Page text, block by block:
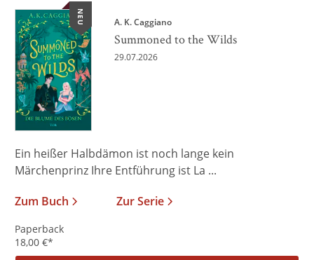
NEU A. K. Caggiano
Summoned to the Wilds
29.07.2026
Ein heißer Halbdämon ist noch lange kein
Märchenprinz Ihre Entführung ist La ...
Zum Buch
Zur Serie
Paperback
18,00 €*